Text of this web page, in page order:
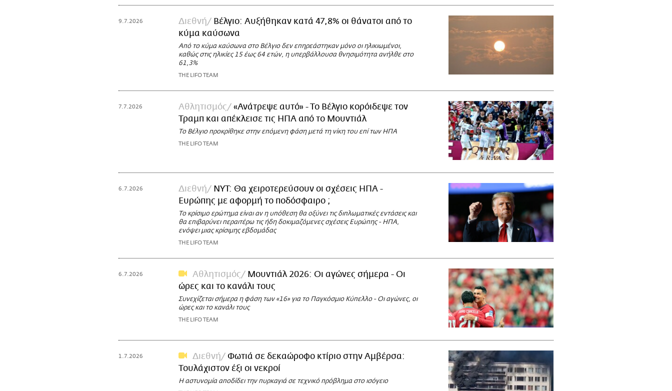
9.7.2026 Διεθνή
Βέλγιο: Αυξήθηκαν κατά 47,8% οι θάνατοι από το
κύμα καύσωνα
Από το κύμα καύσωνα στο Βέλγιο δεν επηρεάστηκαν μόνο οι ηλικιωμένοι,
καθώς στις ηλικίες 15 έως 64 ετών, η υπερβάλλουσα θνησιμότητα ανήλθε στο
61,3%
THE LIFO TEAM
7.7.2026 Αθλητισμός
«Ανάτρεψε αυτό» - Το Βέλγιο κορόιδεψε τον
Τραμπ και απέκλεισε τις ΗΠΑ από το Μουντιάλ
Το Βέλγιο προκρίθηκε στην επόμενη φάση μετά τη νίκη του επί των ΗΠΑ
THE LIFO TEAM
6.7.2026 Διεθνή
NYT: Θα χειροτερεύσουν οι σχέσεις ΗΠΑ -
Ευρώπης με αφορμή το ποδόσφαιρο ;
Το κρίσιμο ερώτημα είναι αν η υπόθεση θα οξύνει τις διπλωματικές εντάσεις και
θα επιβαρύνει περαιτέρω τις ήδη δοκιμαζόμενες σχέσεις Ευρώπης - ΗΠΑ,
ενόψει μιας κρίσιμης εβδομάδας
THE LIFO TEAM
6.7.2026 Αθλητισμός
Μουντιάλ 2026: Οι αγώνες σήμερα - Οι
ώρες και το κανάλι τους
Συνεχίζεται σήμερα η φάση των «16» για το Παγκόσμιο Κύπελλο - Οι αγώνες, οι
ώρες και το κανάλι τους
THE LIFO TEAM
1.7.2026 Διεθνή
Φωτιά σε δεκαώροφο κτίριο στην Αμβέρσα:
Τουλάχιστον έξι οι νεκροί
H αστυνομία αποδίδει την πυρκαγιά σε τεχνικό πρόβλημα στο ισόγειο